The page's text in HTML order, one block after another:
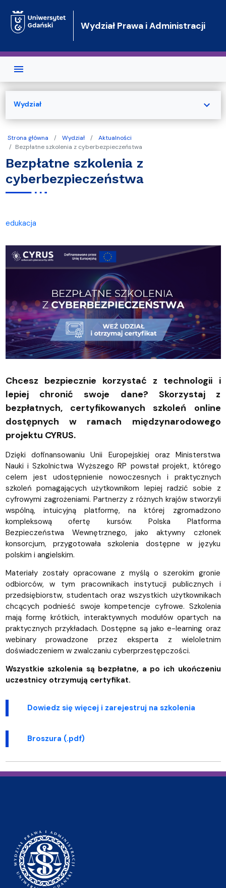
Wydział Prawa i Administracji
Strona główna Wydział
Aktualności
Bezpłatne szkolenia z cyberbezpieczeństwa
Bezpłatne szkolenia z
cyberbezpieczeństwa
edukacja
Chcesz bezpiecznie korzystać z technologii i
lepiej chronić swoje dane? Skorzystaj z
bezpłatnych, certyfikowanych szkoleń online
dostępnych w ramach międzynarodowego
projektu CYRUS.
Dzięki dofinansowaniu Unii Europejskiej oraz Ministerstwa
Nauki i Szkolnictwa Wyższego RP powstał projekt, którego
celem jest udostępnienie nowoczesnych i praktycznych
szkoleń pomagających użytkownikom lepiej radzić sobie z
cyfrowymi zagrożeniami. Partnerzy z różnych krajów stworzyli
wspólną, intuicyjną platformę, na której zgromadzono
kompleksową ofertę kursów. Polska Platforma
Bezpieczeństwa Wewnętrznego, jako aktywny członek
konsorcjum, przygotowała szkolenia dostępne w języku
polskim i angielskim.
Materiały zostały opracowane z myślą o szerokim gronie
odbiorców, w tym pracownikach instytucji publicznych i
przedsiębiorstw, studentach oraz wszystkich użytkownikach
chcących podnieść swoje kompetencje cyfrowe. Szkolenia
mają formę krótkich, interaktywnych modułów opartych na
praktycznych przykładach. Dostępne są jako e-learning oraz
webinary prowadzone przez eksperta z wieloletnim
doświadczeniem w zwalczaniu cyberprzestępczości.
Wszystkie szkolenia są bezpłatne, a po ich ukończeniu
uczestnicy otrzymują certyfikat.
Dowiedz się więcej i zarejestruj na szkolenia
Broszura (.pdf)
Wydział expand_more